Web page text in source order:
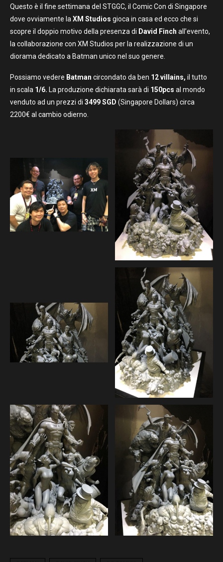
Questo è il fine settimana del STGGC, il Comic Con di Singapore
dove ovviamente la XM Studios gioca in casa ed ecco che si
scopre il doppio motivo della presenza di David Finch all’evento,
la collaborazione con XM Studios per la realizzazione di un
diorama dedicato a Batman unico nel suo genere.
Possiamo vedere Batman circondato da ben 12 villains, il tutto
in scala 1/6. La produzione dichiarata sarà di 150pcs al mondo
venduto ad un prezzi di 3499 SGD (Singapore Dollars) circa
2200€ al cambio odierno.